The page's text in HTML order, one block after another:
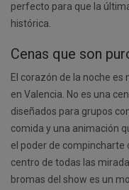
perfecto para que la
histórica.
Cenas que son
El corazón de la noche es
en Valencia. No es una
diseñados para grupos
comida y una animación
el poder de compincharte
centro de todas las
bromas del show es un